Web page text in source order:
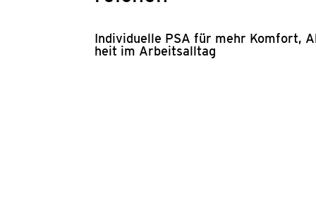
Indi­vi­du­el­le PSA für mehr Kom­fort,
heit im Arbeits­all­tag